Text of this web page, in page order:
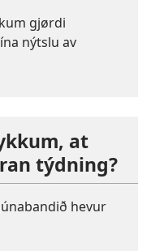
gjørdi
nýtslu av
at
týdning?
hevur